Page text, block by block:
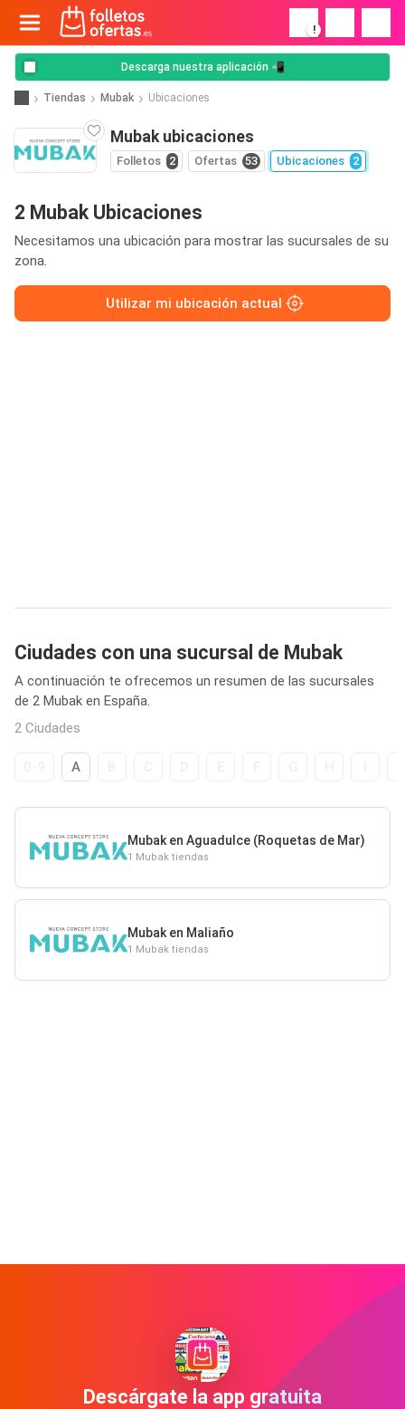
!
Descarga nuestra aplicación 📲
Tiendas Mubak Ubicaciones
Mubak ubicaciones
Folletos 2 Ofertas 53 Ubicaciones 2
2 Mubak Ubicaciones
Necesitamos una ubicación para mostrar las sucursales de su
zona.
Utilizar mi ubicación actual
Ciudades con una sucursal de Mubak
A continuación te ofrecemos un resumen de las sucursales
de 2 Mubak en España.
2 Ciudades
A
Mubak en Aguadulce (Roquetas de Mar)
1 Mubak tiendas
Mubak en Maliaño
1 Mubak tiendas
Descárgate la app gratuita